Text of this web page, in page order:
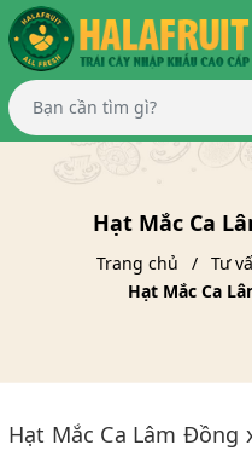
Hạt Mắc Ca
Trang chủ
Tư
Hạt Mắc Ca
Hạt Mắc Ca Lâm Đồng